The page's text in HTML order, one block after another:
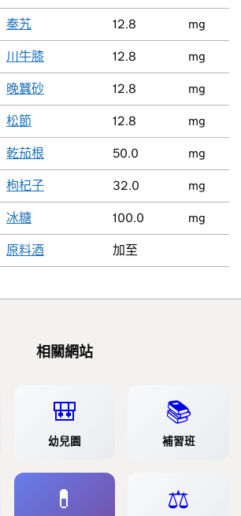
秦艽 12.8 mg
川牛膝 12.8 mg
晚蠶砂 12.8 mg
松節 12.8 mg
乾茄根 50.0 mg
枸杞子 32.0 mg
冰糖 100.0 mg
原料酒 加至
相關網站
🎒
幼兒園
📚
補習班
💊 ⚖️